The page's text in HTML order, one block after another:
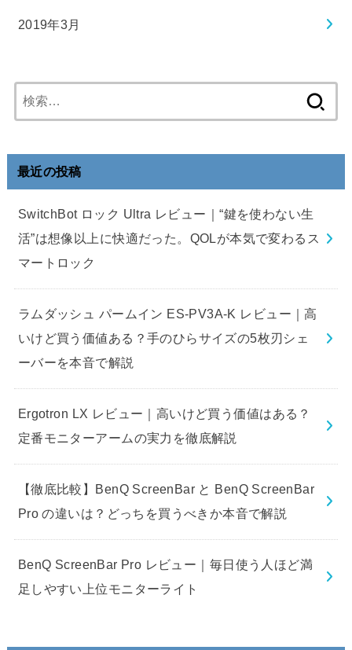
2019年3月
索:
最近の投稿
SwitchBot ロック Ultra レビュー｜“鍵を使わない生
活”は想像以上に快適だった。QOLが本気で変わるス
マートロック
ラムダッシュ パームイン ES-PV3A-K レビュー｜高
いけど買う価値ある？手のひらサイズの5枚刃シェ
ーバーを本音で解説
Ergotron LX レビュー｜高いけど買う価値はある？
定番モニターアームの実力を徹底解説
【徹底比較】BenQ ScreenBar と BenQ ScreenBar
Pro の違いは？どっちを買うべきか本音で解説
BenQ ScreenBar Pro レビュー｜毎日使う人ほど満
足しやすい上位モニターライト